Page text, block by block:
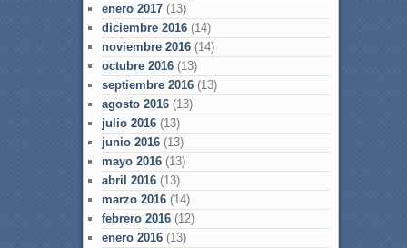
enero 2017(13)
diciembre 2016(14)
noviembre 2016(14)
octubre 2016(13)
septiembre 2016(13)
agosto 2016(13)
julio 2016(13)
junio 2016(13)
mayo 2016(13)
abril 2016(13)
marzo 2016(14)
febrero 2016(12)
enero 2016(13)